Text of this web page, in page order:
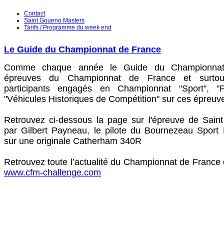
Contact
Saint Goueno Masters
Tarifs / Programme du week end
Le Guide du Championnat de France
Comme chaque année le Guide du
épreuves du Championnat de France et
participants engagés en Championnat "Sport",
"Véhicules Historiques de Compétition" sur ces
Retrouvez ci-dessous la page sur l'épreuve de
par Gilbert Payneau, le pilote du Bournezeau Sport
sur une originale Catherham 340R
Retrouvez toute l’actualité du Championnat de
www.cfm-challenge.com